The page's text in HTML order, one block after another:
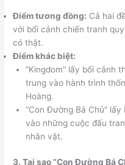
Điểm tương đồng: Cả hai
với bối cảnh chiến tranh
có thật.
Điểm khác biệt:
“Kingdom” lấy bối cảnh
trung vào hành trình
Hoàng.
“Con Đường Bá Chủ”
vào những cuộc đấu
nhân vật.
3. Tại sao “Con Đường Bá